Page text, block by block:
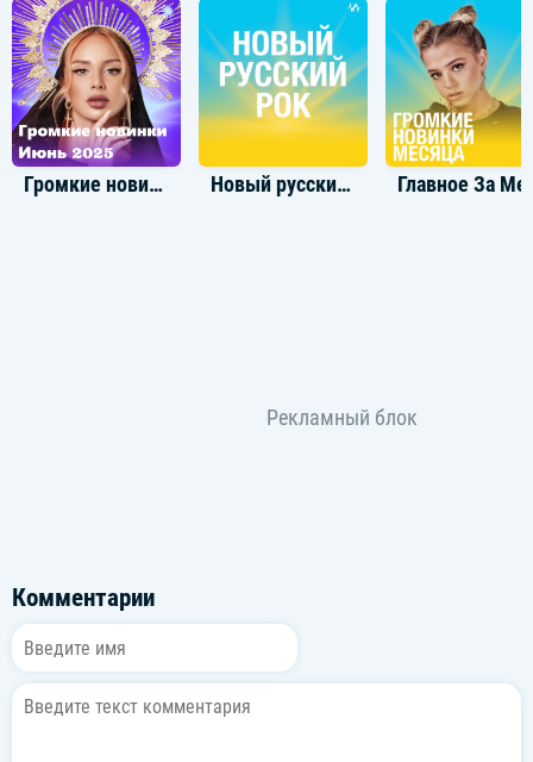
Громкие новинки: Июнь 2025 Новый русский рок
Комментарии